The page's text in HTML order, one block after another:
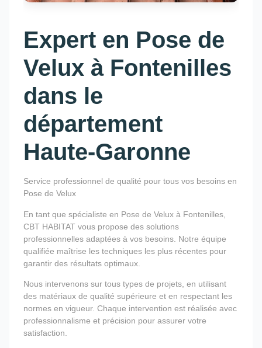
Expert en Pose de
Velux à Fontenilles
dans le
département
Haute-Garonne
Service professionnel de qualité pour tous vos besoins en
Pose de Velux
En tant que spécialiste en Pose de Velux à Fontenilles,
CBT HABITAT vous propose des solutions
professionnelles adaptées à vos besoins. Notre équipe
qualifiée maîtrise les techniques les plus récentes pour
garantir des résultats optimaux.
Nous intervenons sur tous types de projets, en utilisant
des matériaux de qualité supérieure et en respectant les
normes en vigueur. Chaque intervention est réalisée avec
professionnalisme et précision pour assurer votre
satisfaction.